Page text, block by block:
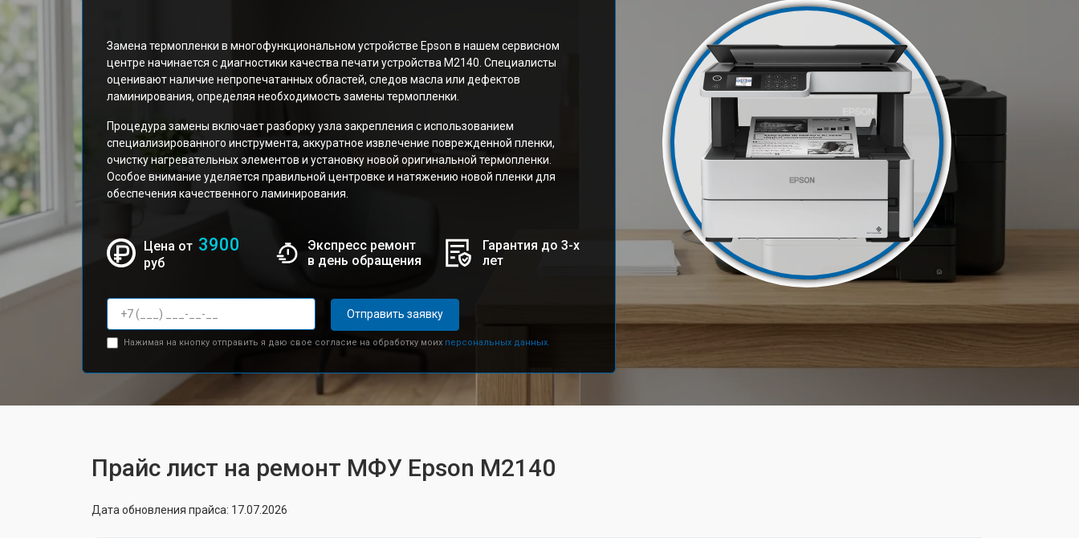
Замена термопленки в многофункциональном устройстве Epson в нашем сервисном
центре начинается с диагностики качества печати устройства M2140. Специалисты
оценивают наличие непропечатанных областей, следов масла или дефектов
ламинирования, определяя необходимость замены термопленки.
Процедура замены включает разборку узла закрепления с использованием
специализированного инструмента, аккуратное извлечение поврежденной пленки,
очистку нагревательных элементов и установку новой оригинальной термопленки.
Особое внимание уделяется правильной центровке и натяжению новой пленки для
обеспечения качественного ламинирования.
Цена от 3900
руб
Экспресс ремонт
в день обращения
Гарантия до 3-х
лет
Отправить заявку
Нажимая на кнопку отправить я даю свое согласие на обработку моих персональных данных.
Прайс лист на ремонт МФУ Epson M2140
Дата обновления прайса: 17.07.2026